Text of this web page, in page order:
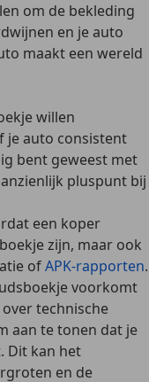
om de bekleding
en je auto
maakt een wereld
willen
je auto consistent
bent geweest met
pluspunt bij
een koper
zijn, maar ook
ofAPK-rapporten.
voorkomt
over technische
aan te tonen dat je
Dit kan het
en de